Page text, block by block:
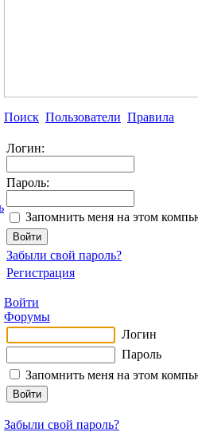
Поиск Пользователи Правила
Логин:
Пароль:
Запомнить меня на этом
Забыли свой пароль?
Регистрация
Войти
Форумы
Логин
Пароль
Запомнить меня на этом
Забыли свой пароль?